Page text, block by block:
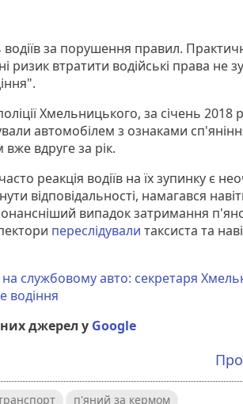
за порушення правил.
ризик втратити водійські права не
Хмельницького, за січень 2018
автомобілем з ознаками
вдруге за рік.
реакція водіїв на їх зупинку є
відповідальності, намагався
випадок затримання
переслідували таксиста та
на службовому авто: секретаря
водіння
джерел у Google
п'яний за кермом